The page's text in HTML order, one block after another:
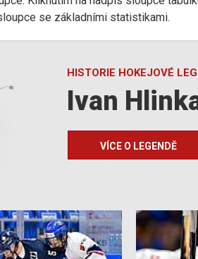
se základními statistikami.
HISTORIE HOKEJOVÉ
Ivan
VÍCE O LEGENDĚ